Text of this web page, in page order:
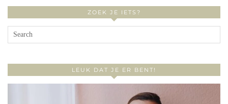
ZOEK JE IETS?
LEUK DAT JE ER BENT!